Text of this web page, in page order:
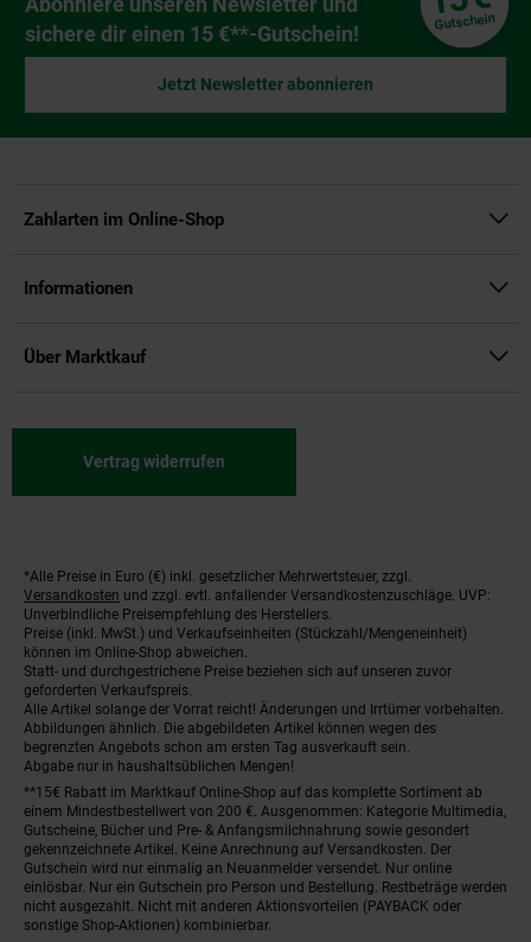
sichere dir einen 15 €**-Gutschein!
Gutschein
Jetzt Newsletter abonnieren
Zahlarten im Online-Shop
Informationen
Über Marktkauf
Vertrag widerrufen
Fußnoten
*Alle Preise in Euro (€) inkl. gesetzlicher Mehrwertsteuer, zzgl.
Versandkosten und zzgl. evtl. anfallender Versandkostenzuschläge. UVP:
Unverbindliche Preisempfehlung des Herstellers.
Preise (inkl. MwSt.) und Verkaufseinheiten (Stückzahl/Mengeneinheit)
können im Online-Shop abweichen.
Statt- und durchgestrichene Preise beziehen sich auf unseren zuvor
geforderten Verkaufspreis.
Alle Artikel solange der Vorrat reicht! Änderungen und Irrtümer vorbehalten.
Abbildungen ähnlich. Die abgebildeten Artikel können wegen des
begrenzten Angebots schon am ersten Tag ausverkauft sein.
Abgabe nur in haushaltsüblichen Mengen!
**15€ Rabatt im Marktkauf Online-Shop auf das komplette Sortiment ab
einem Mindestbestellwert von 200 €. Ausgenommen: Kategorie Multimedia,
Gutscheine, Bücher und Pre- & Anfangsmilchnahrung sowie gesondert
gekennzeichnete Artikel. Keine Anrechnung auf Versandkosten. Der
Gutschein wird nur einmalig an Neuanmelder versendet. Nur online
einlösbar. Nur ein Gutschein pro Person und Bestellung. Restbeträge werden
nicht ausgezahlt. Nicht mit anderen Aktionsvorteilen (PAYBACK oder
sonstige Shop-Aktionen) kombinierbar.